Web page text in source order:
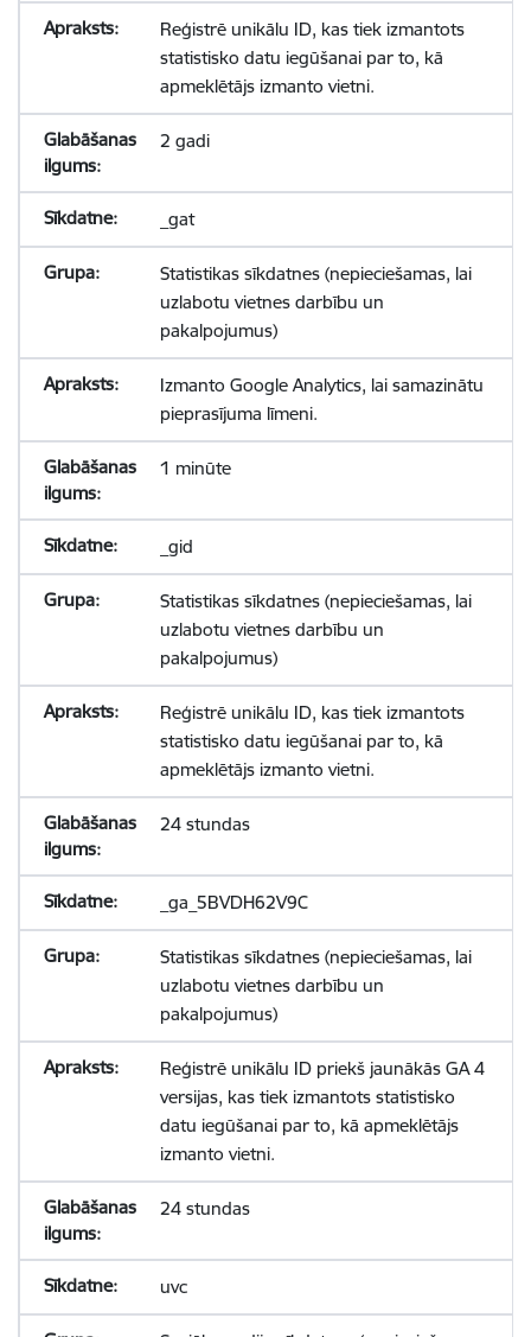
Reģistrē unikālu ID, kas tiek izmantots
statistisko datu iegūšanai par to, kā
apmeklētājs izmanto vietni.
2 gadi
_gat
Statistikas sīkdatnes (nepieciešamas, lai
uzlabotu vietnes darbību un
pakalpojumus)
Izmanto Google Analytics, lai samazinātu
pieprasījuma līmeni.
1 minūte
_gid
Statistikas sīkdatnes (nepieciešamas, lai
uzlabotu vietnes darbību un
pakalpojumus)
Reģistrē unikālu ID, kas tiek izmantots
statistisko datu iegūšanai par to, kā
apmeklētājs izmanto vietni.
24 stundas
_ga_5BVDH62V9C
Statistikas sīkdatnes (nepieciešamas, lai
uzlabotu vietnes darbību un
pakalpojumus)
Reģistrē unikālu ID priekš jaunākās GA 4
versijas, kas tiek izmantots statistisko
datu iegūšanai par to, kā apmeklētājs
izmanto vietni.
24 stundas
uvc